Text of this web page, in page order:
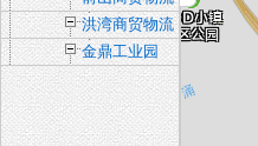
中心
洪湾商贸物流
中心
金鼎工业园